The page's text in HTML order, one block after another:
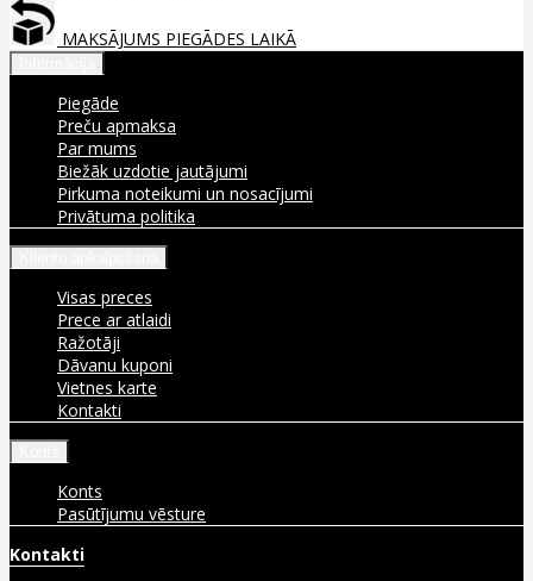
MAKSĀJUMS PIEGĀDES LAIKĀ
Piegāde
Preču apmaksa
Par mums
Biežāk uzdotie jautājumi
Pirkuma noteikumi un nosacījumi
Privātuma politika
Visas preces
Prece ar atlaidi
Ražotāji
Dāvanu kuponi
Vietnes karte
Kontakti
Konts
Pasūtījumu vēsture
Kontakti